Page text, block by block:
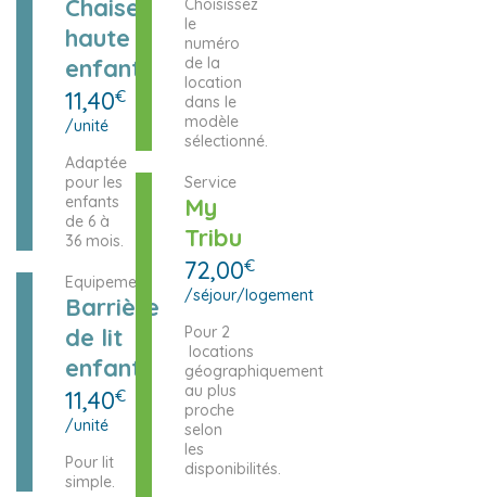
Chaise
haute
enfant
11,40€
/unité
Adaptée
pour les
enfants
de 6 à
36 mois.
Equipement
Barrière
de lit
enfant
11,40€
/unité
Pour lit
simple.
Choisissez
le
numéro
de la
location
dans le
modèle
sélectionné.
Service
My
Tribu
72,00€
/séjour/logement
Pour 2
locations
géographiquement
au plus
proche
selon
les
disponibilités.